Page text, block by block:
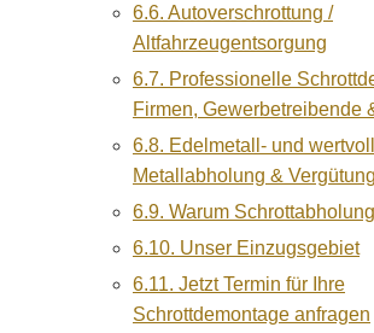
6.6. Autoverschrottung /
Altfahrzeugentsorgung
6.7. Professionelle
Firmen, Gewerbetreibende
6.8. Edelmetall- und
Metallabholung & Vergütung
6.9. Warum
6.10. Unser Einzugsgebiet
6.11. Jetzt Termin für Ihre
Schrottdemontage anfragen